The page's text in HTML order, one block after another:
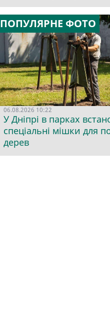
ПОПУЛЯРНЕ ФОТО
06.08.2026 10:22
У Дніпрі в парках
спеціальні мішки для
дерев